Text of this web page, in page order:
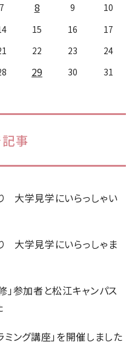
7 8 9
10
15 16
17
22 23
24
29 30 31
事
大学見学にいらっしゃい
大学見学にいらっしゃま
」参加者と松江キャンパス
ング講座」を開催しました